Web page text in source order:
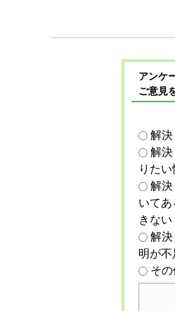
アンケ
ご意見
解
解
りた
解
いて
きない
解
明が
そ